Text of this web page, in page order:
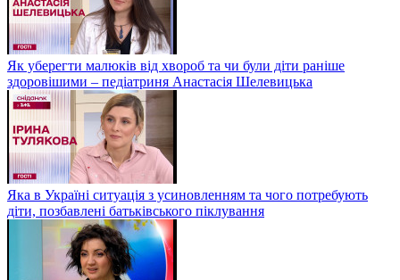
Як уберегти малюків від хвороб та чи були діти раніше
здоровішими – педіатриня Анастасія Шелевицька
Яка в Україні ситуація з усиновленням та чого потребують
діти, позбавлені батьківського піклування